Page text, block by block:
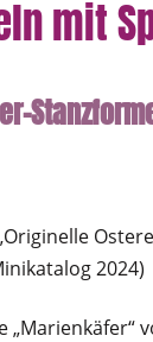
mit
2024)
„Marienkäfer“